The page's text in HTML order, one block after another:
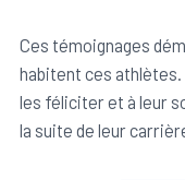
Ces témoignages
habitent ces athlètes.
les féliciter et à leur
la suite de leur